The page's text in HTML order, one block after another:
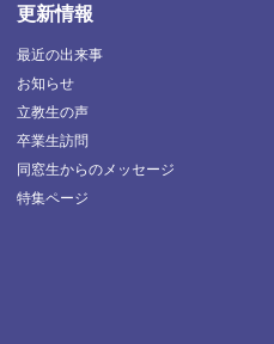
更新情報
最近の出来事
お知らせ
立教生の声
卒業生訪問
同窓生からのメッセージ
特集ページ